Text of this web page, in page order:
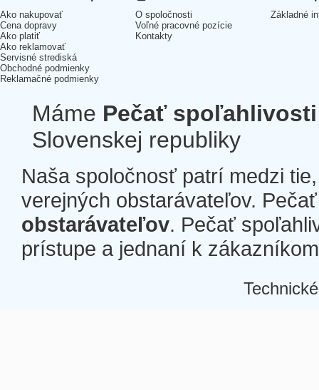
Ako nakupovať
Cena dopravy
Ako platiť
Ako reklamovať
Servisné strediská
Obchodné podmienky
Reklamačné podmienky
O spoločnosti
Voľné pracovné pozície
Kontakty
Základné
Máme Pečať spoľahlivosti
Slovenskej republiky
Naša spoločnosť patrí medzi
verejných obstarávateľov.
obstarávateľov. Pečať
prístupe a jednaní k